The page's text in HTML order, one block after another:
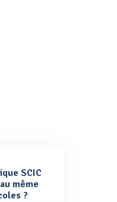
SCIC
même
?